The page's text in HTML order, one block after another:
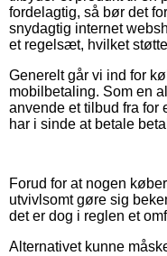
fordelagtig, så bør det
snydagtig internet
et regelsæt, hvilket
Generelt går vi ind for
mobilbetaling. Som en
anvende et tilbud fra
har i sinde at betale
Forud for at nogen
utvivlsomt gøre sig
det er dog i reglen et
Alternativet kunne